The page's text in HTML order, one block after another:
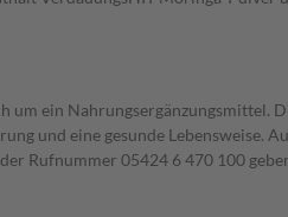
ein Nahrungsergänzungsmittel.
und eine gesunde
Rufnummer 05424 6 470 100